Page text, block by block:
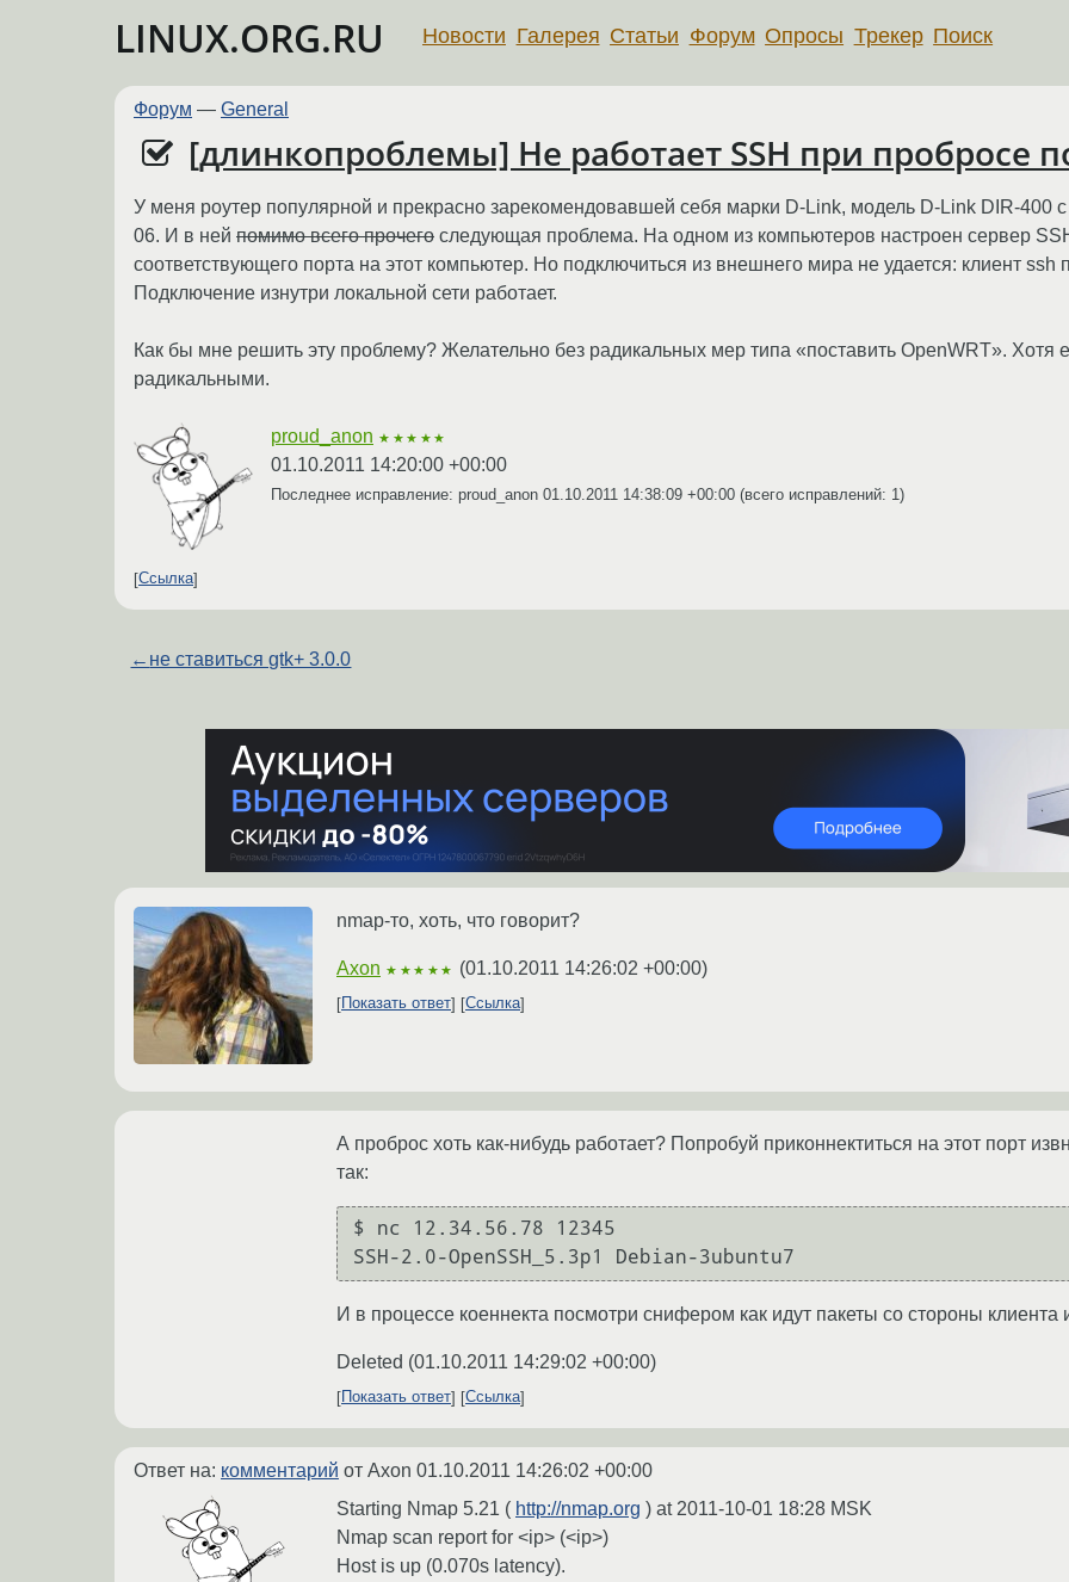
LINUX.ORG.RU Новости Галерея Статьи Форум Опросы Трекер Поиск
Форум — General
[длинкопроблемы] Не работает SSH при пробросе
У меня роутер популярной и прекрасно зарекомендовавшей себя марки D-Link, модель D-Link DIR-400
06. И в ней помимо всего прочего следующая проблема. На одном из компьютеров настроен сервер
соответствующего порта на этот компьютер. Но подключиться из внешнего мира не удается: клиент
Подключение изнутри локальной сети работает.
Как бы мне решить эту проблему? Желательно без радикальных мер типа «поставить OpenWRT». Хотя
радикальными.
proud_anon ★★★★★
01.10.2011 14:20:00 +00:00
Последнее исправление: proud_anon 01.10.2011 14:38:09 +00:00 (всего исправлений: 1)
Ссылка
← не ставиться gtk+ 3.0.0
nmap-то, хоть, что говорит?
Axon ★★★★★ (01.10.2011 14:26:02 +00:00)
Показать ответ Ссылка
А проброс хоть как-нибудь работает? Попробуй приконнектиться на этот порт
так:
$ nc 12.34.56.78 12345
И в процессе коеннекта посмотри снифером как идут пакеты со стороны
Deleted (01.10.2011 14:29:02 +00:00)
Показать ответ Ссылка
Ответ на: комментарий от Axon 01.10.2011 14:26:02 +00:00
Starting Nmap 5.21 ( http://nmap.org ) at 2011-10-01 18:28 MSK
Nmap scan report for <ip> (<ip>)
Host is up (0.070s latency).